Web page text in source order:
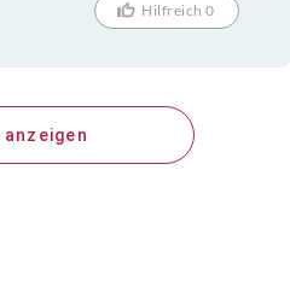
Hilfreich 0
anzeigen